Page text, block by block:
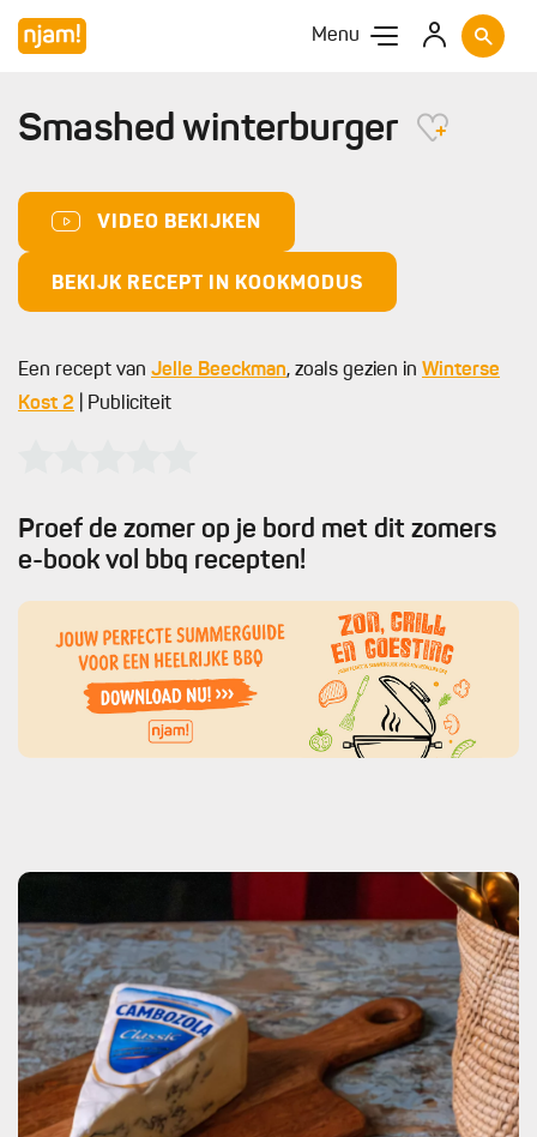
Menu
Smashed winterburger
VIDEO BEKIJKEN
BEKIJK RECEPT IN KOOKMODUS
Een recept van Jelle Beeckman, zoals gezien in Winterse
Kost 2 | Publiciteit
Proef de zomer op je bord met dit zomers
e-book vol bbq recepten!